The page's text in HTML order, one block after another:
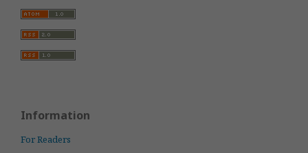
Information
For Readers